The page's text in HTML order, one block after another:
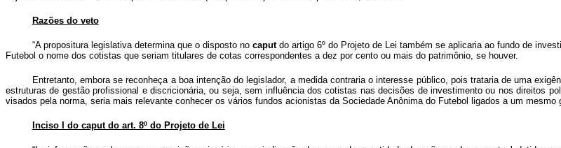
Razões do veto
“A propositura legislativa determina que o disposto no caputdo artigo 6º do Projeto de Lei também se aplicaria ao fundo de
Futebol o nome dos cotistas que seriam titulares de cotas correspondentes a dez por cento ou mais do patrimônio, se houver.
Entretanto, embora se reconheça a boa intenção do legislador, a medida contraria o interesse público, pois trataria de uma
estruturas de gestão profissional e discricionária, ou seja, sem influência dos cotistas nas decisões de investimento ou nos direitos
visados pela norma, seria mais relevante conhecer os vários fundos acionistas da Sociedade Anônima do Futebol ligados a um
Inciso I do caput do art. 8º do Projeto de Lei